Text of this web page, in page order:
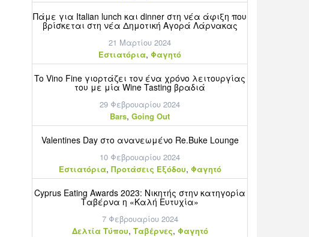
Πάμε για Italian lunch και dinner στη νέα άφιξη που
βρίσκεται στη νέα Δημοτική Αγορά Λάρνακας
21 Μαρτίου 2024
Εστιατόρια, Φαγητό
To Vino Fine γιορτάζει τον ένα χρόνο λειτουργίας
του με μία Wine Tasting βραδιά
29 Φεβρουαρίου 2024
Bars, Going Out
Valentines Day στο ανανεωμένο Re.Buke Lounge
10 Φεβρουαρίου 2024
Εστιατόρια, Προτάσεις Εξόδου, Φαγητό
Cyprus Eating Awards 2023: Νικητής στην κατηγορία
Ταβέρνα η «Καλή Ευτυχία»
7 Φεβρουαρίου 2024
Δελτία Τύπου, Ταβέρνες, Φαγητό